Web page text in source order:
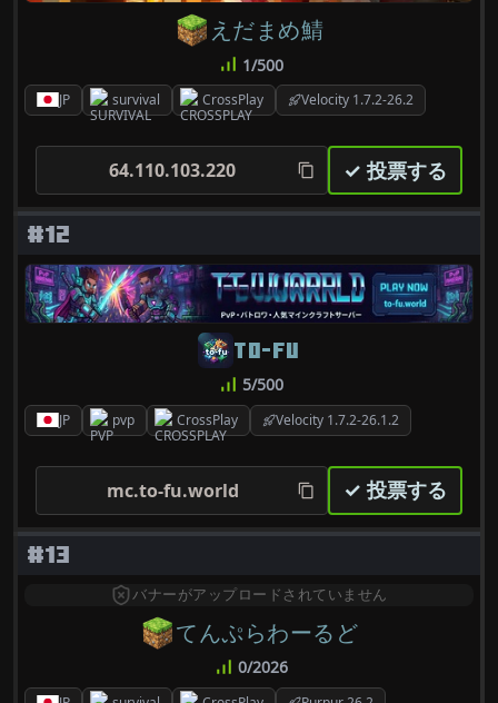
JP survival CrossPlay Velocity 1.7.2-26.2
えだまめ鯖
1/500
64.110.103.220 ✓ 投票する
#12
JP pvp CrossPlay Velocity 1.7.2-26.1.2
TO-FU
5/500
mc.to-fu.world ✓ 投票する
#13
バナーがアップロードされていません
てんぷらわーるど
0/2026